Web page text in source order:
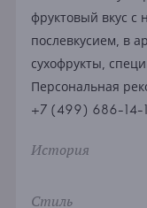
фруктовый вкус с
послевкусием, в
сухофрукты,
Персональная
+7 (499) 686-14-
История
Стиль